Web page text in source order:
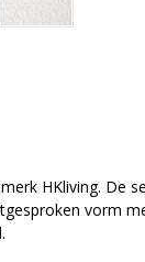
HKliving. De
vorm